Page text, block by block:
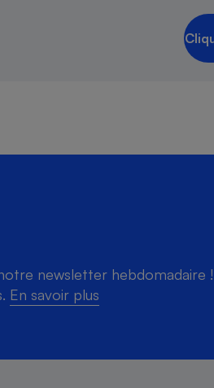
newsletter hebdomadaire
En savoir plus